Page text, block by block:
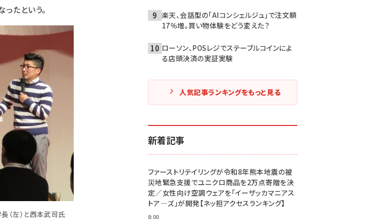
たという。
（左）と西本武司氏
楽天、会話型の「AIコンシェルジュ」で注文額
17％増。買い物体験をどう変えた？
ローソン、POSレジでステーブルコインによ
る店頭決済の実証実験
人気記事ランキングをもっと見る
新着記事
ファーストリテイリングが令和8年熊本地震の被
災地緊急支援でユニクロ商品を2万点寄贈を決
定／女性向け空調ウェアを「イーザッカマニアス
トア―ズ」が開発【ネッ担アクセスランキング】
8:00